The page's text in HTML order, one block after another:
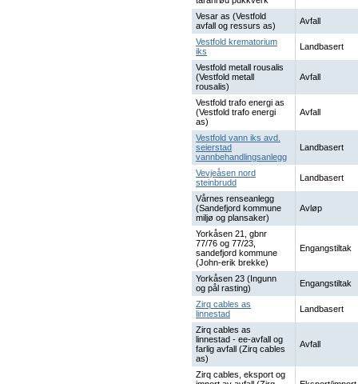
Vesar as (Vestfold
avfall og ressurs as)
Avfall
Vestfold krematorium
iks
Landbasert
Vestfold metall rousalis
(Vestfold metall
rousalis)
Avfall
Vestfold trafo energi as
(Vestfold trafo energi
as)
Avfall
Vestfold vann iks avd.
seierstad
vannbehandlingsanlegg
Landbasert
Vevjeåsen nord
steinbrudd
Landbasert
Vårnes renseanlegg
(Sandefjord kommune
miljø og plansaker)
Avløp
Yorkåsen 21, gbnr
77/76 og 77/23,
sandefjord kommune
(John-erik brekke)
Engangstiltak
Yorkåsen 23 (Ingunn
og pål rasting)
Engangstiltak
Zirq cables as
linnestad
Landbasert
Zirq cables as
linnestad - ee-avfall og
farlig avfall (Zirq cables
as)
Avfall
Zirq cables, eksport og